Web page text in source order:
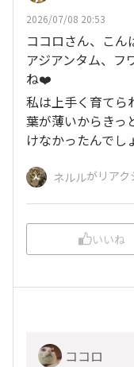
2026/07/08 20:53
ココロさん、こん
アジアンタム、フ
ね❤️
私は上手く育てら
葉が薄いからきっ
けなかったんでし
ネルルがリアク
いいね
ココロ